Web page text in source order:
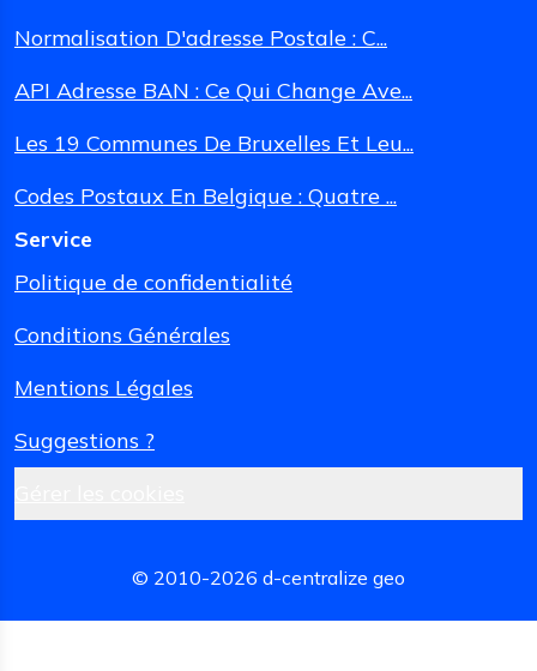
Normalisation D'adresse Postale : C...
API Adresse BAN : Ce Qui Change Ave...
Les 19 Communes De Bruxelles Et Leu...
Codes Postaux En Belgique : Quatre ...
Service
Politique de confidentialité
Conditions Générales
Mentions Légales
Suggestions ?
© 2010-2026 d-centralize geo